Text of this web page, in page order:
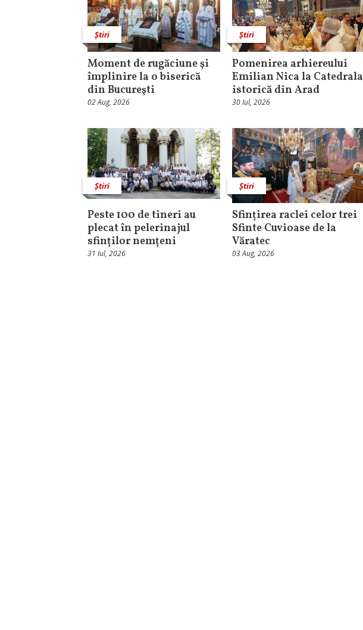
Știri
Moment de rugăciune şi
împlinire la o biserică
din Bucureşti
02 Aug, 2026
Știri
Pomenirea arhiereului
Emilian Nica la Catedrala
istorică din Arad
30 Iul, 2026
Știri
Peste 100 de tineri au
plecat în pelerinajul
sfinților nemțeni
31 Iul, 2026
Știri
Sfințirea raclei celor trei
Sfinte Cuvioase de la
Văratec
03 Aug, 2026